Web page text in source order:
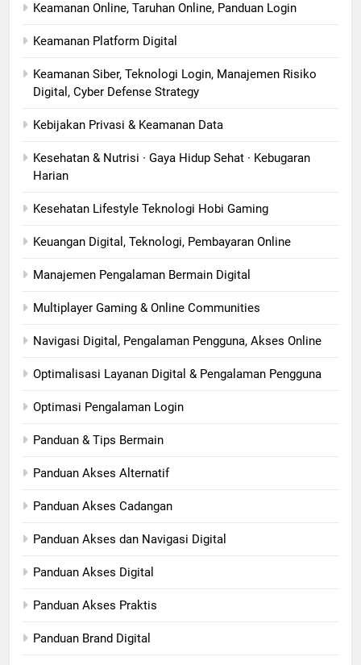
Keamanan Online, Taruhan Online, Panduan Login
Keamanan Platform Digital
Keamanan Siber, Teknologi Login, Manajemen Risiko
Digital, Cyber Defense Strategy
Kebijakan Privasi & Keamanan Data
Kesehatan & Nutrisi · Gaya Hidup Sehat · Kebugaran
Harian
Kesehatan Lifestyle Teknologi Hobi Gaming
Keuangan Digital, Teknologi, Pembayaran Online
Manajemen Pengalaman Bermain Digital
Multiplayer Gaming & Online Communities
Navigasi Digital, Pengalaman Pengguna, Akses Online
Optimalisasi Layanan Digital & Pengalaman Pengguna
Optimasi Pengalaman Login
Panduan & Tips Bermain
Panduan Akses Alternatif
Panduan Akses Cadangan
Panduan Akses dan Navigasi Digital
Panduan Akses Digital
Panduan Akses Praktis
Panduan Brand Digital